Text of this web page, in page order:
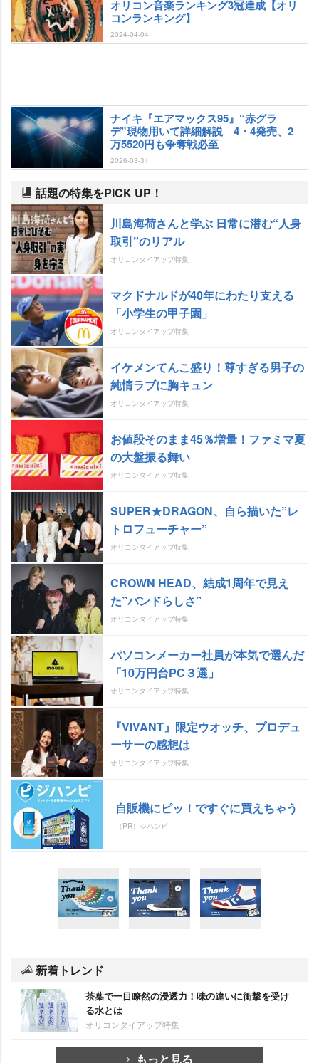
オリコン音楽ランキング3冠達成【オリ
コンランキング】
2024-04-04
ナイキ『エアマックス95』“赤グラ
デ”現物用いて詳細解説 4・4発売、2
万5520円も争奪戦必至
2026-03-31
話題の特集をPICK UP！
川島海荷さんと学ぶ 日常に潜む“人身
取引”のリアル
オリコンタイアップ特集
マクドナルドが40年にわたり支える
「小学生の甲子園」
オリコンタイアップ特集
イケメンてんこ盛り！尊すぎる男子の
純情ラブに胸キュン
オリコンタイアップ特集
お値段そのまま45％増量！ファミマ夏
の大盤振る舞い
オリコンタイアップ特集
SUPER★DRAGON、自ら描いた”レ
トロフューチャー”
オリコンタイアップ特集
CROWN HEAD、結成1周年で見え
た”バンドらしさ”
オリコンタイアップ特集
パソコンメーカー社員が本気で選んだ
「10万円台PC３選」
オリコンタイアップ特集
『VIVANT』限定ウオッチ、プロデュ
ーサーの感想は
オリコンタイアップ特集
自販機にピッ！ですぐに買えちゃう
（PR）ジハンピ
新着トレンド
茶葉で一目瞭然の浸透力！味の違いに衝撃を受け
る水とは
オリコンタイアップ特集
もっと見る